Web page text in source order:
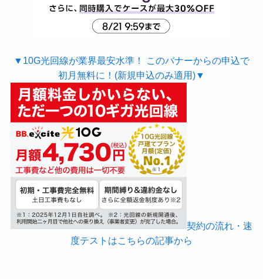
▼10G光回線が業界最安水準！ このバナーからの申込で
初月無料に！(新規申込のみ適用)▼
契約の流れ・速
度テストはこちらの記事から